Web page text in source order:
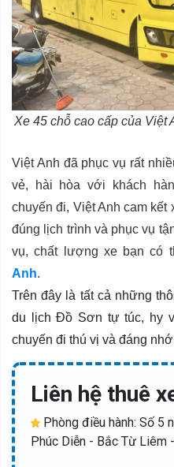
Xe 45 chỗ cao cấp của Việt
Việt Anh đã phục vụ rất
vẻ, hài hòa với khách
chuyến đi, Việt Anh cam
đúng lịch trình và phục vụ
vụ, chất lượng xe bạn có
Anh.
Trên đây là tất cả những
du lịch Đồ Sơn tự túc, hy
chuyến đi thú vị và đáng
Liên hệ thuê
Phòng điều hành: Số 5
Phúc Diễn - Bắc Từ Liêm